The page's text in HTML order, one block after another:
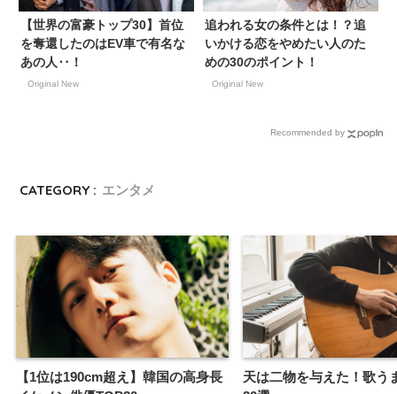
【世界の富豪トップ30】首位
を奪還したのはEV車で有名な
あの人‥！
Original New
追われる女の条件とは！？追
いかける恋をやめたい人のた
めの30のポイント！
Original New
Recommended by
CATEGORY : エンタメ
【1位は190cm超え】韓国の高身長
天は二物を与えた！歌う